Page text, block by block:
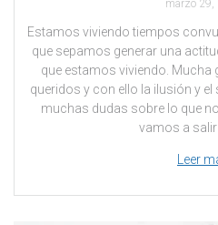
marzo 29,
Estamos viviendo tiempos
que sepamos generar una
que estamos viviendo. Mucha
queridos y con ello la ilusión y
muchas dudas sobre lo que
vamos a
Leer